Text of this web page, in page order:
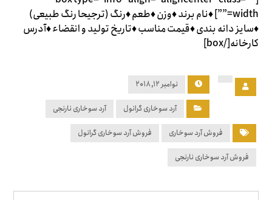
width=””] ♦نام برند ♦وزن ♦طعم ♦رنگ (ترجیحا رنگ طبیعی)
♦سایز دانه بندی ♦قیمت مناسب ♦تاریخ تولید و انقضاء ♦آدرس
کارخانه[/box]
نوامبر ۱۲, ۲۰۱۸
آرد سوخاری گرانول آرد سوخاری نارنجی
فروش آرد سوخاری فروش آرد سوخاری گرانول
فروش آرد سوخاری نارنجی